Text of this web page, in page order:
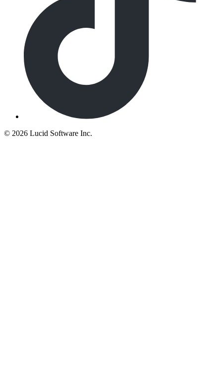
© 2026 Lucid Software Inc.